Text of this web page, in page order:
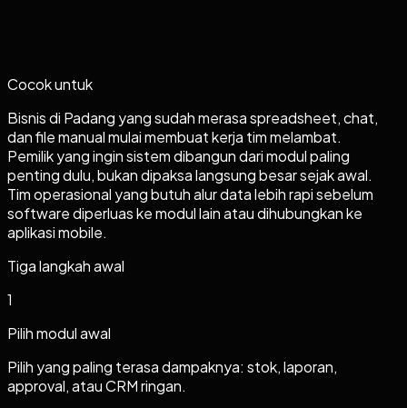
Cocok untuk
Bisnis di Padang yang sudah merasa spreadsheet, chat,
dan file manual mulai membuat kerja tim melambat.
Pemilik yang ingin sistem dibangun dari modul paling
penting dulu, bukan dipaksa langsung besar sejak awal.
Tim operasional yang butuh alur data lebih rapi sebelum
software diperluas ke modul lain atau dihubungkan ke
aplikasi mobile.
Tiga langkah awal
1
Pilih modul awal
Pilih yang paling terasa dampaknya: stok, laporan,
approval, atau CRM ringan.